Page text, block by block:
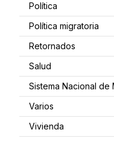
Política
Política migratoria
Retornados
Salud
Sistema Nacional de
Varios
Vivienda